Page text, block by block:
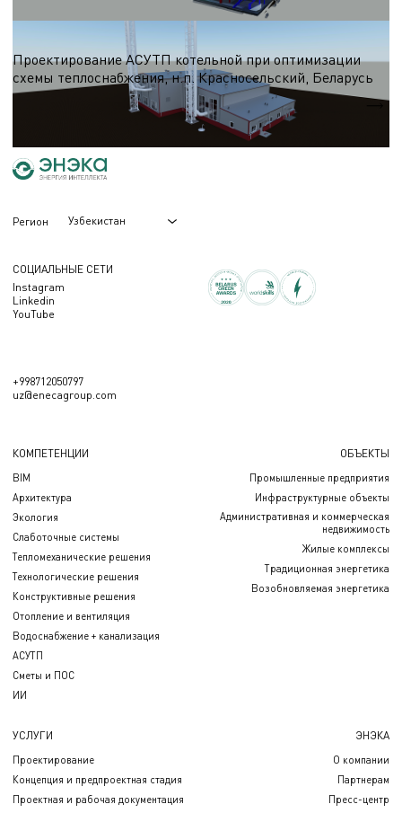
Проектирование АСУТП котельной при оптимизации
схемы теплоснабжения, н.п. Красносельский, Беларусь
Регион Узбекистан
СОЦИАЛЬНЫЕ СЕТИ
Instagram
Linkedin
YouTube
+998712050797
uz@enecagroup.com
КОМПЕТЕНЦИИ
BIM
Архитектура
Экология
Слаботочные системы
Тепломеханические решения
Технологические решения
Конструктивные решения
Отопление и вентиляция
Водоснабжение + канализация
АСУТП
Сметы и ПОС
ИИ
ОБЪЕКТЫ
Промышленные предприятия
Инфраструктурные объекты
Административная и коммерческая
недвижимость
Жилые комплексы
Традиционная энергетика
Возобновляемая энергетика
УСЛУГИ
Проектирование
Концепция и предпроектная стадия
Проектная и рабочая документация
ЭНЭКА
О компании
Партнерам
Пресс-центр